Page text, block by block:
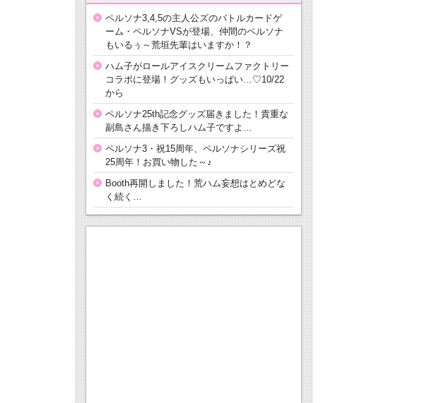
ペルソナ3,4,5の主人公ズのバトルカードゲ
ーム・ペルソナVSが登場、仲間のペルソナ
もいるぅ～荒垣先輩はいますか！？
ハム子がロールアイスクリームファクトリー
コラボに登場！グッズもいっぱい…♡10/22
から
ペルソナ25th記念グッズ届きました！貴重な
副島さん描き下ろしハム子ですよ…
ペルソナ3・祝15周年、ペルソナシリーズ祝
25周年！お買い物した～♪
Booth再開しました！荒ハム妄想はとめどな
く続く…